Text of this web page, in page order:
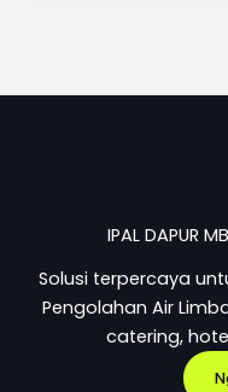
IPAL DAPUR
Solusi terpercaya
Pengolahan Air
catering,